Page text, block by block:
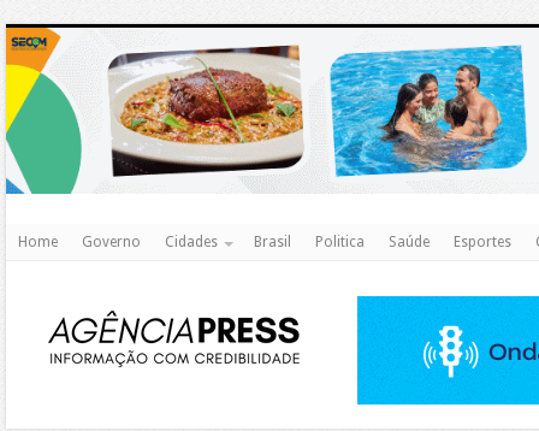
Home Governo Cidades Brasil Politica Saúde Esportes